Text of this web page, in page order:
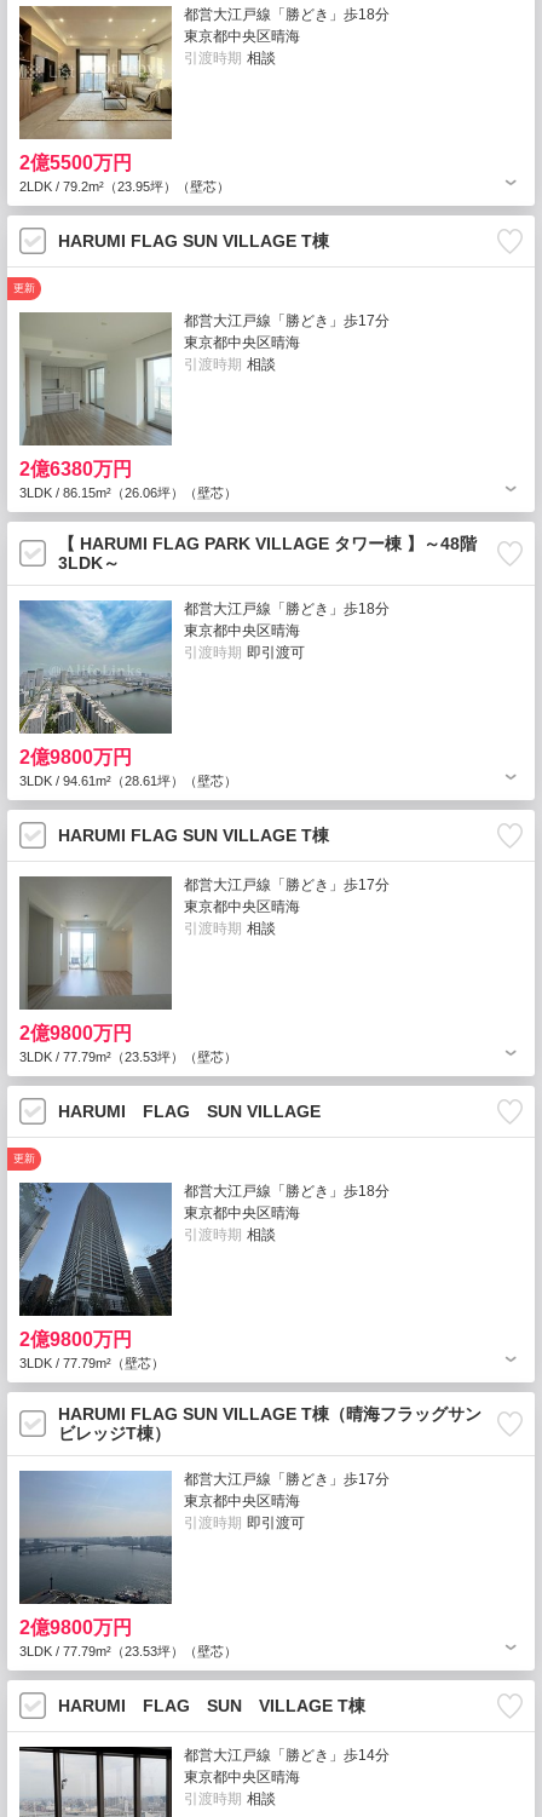
都営大江戸線「勝どき」歩18分
東京都中央区晴海
引渡時期 相談
2億5500万円
2LDK / 79.2m²（23.95坪）（壁芯）
HARUMI FLAG SUN VILLAGE T棟
更新
都営大江戸線「勝どき」歩17分
東京都中央区晴海
引渡時期 相談
2億6380万円
3LDK / 86.15m²（26.06坪）（壁芯）
【 HARUMI FLAG PARK VILLAGE タワー棟 】～48階
3LDK～
都営大江戸線「勝どき」歩18分
東京都中央区晴海
引渡時期 即引渡可
2億9800万円
3LDK / 94.61m²（28.61坪）（壁芯）
HARUMI FLAG SUN VILLAGE T棟
都営大江戸線「勝どき」歩17分
東京都中央区晴海
引渡時期 相談
2億9800万円
3LDK / 77.79m²（23.53坪）（壁芯）
HARUMI FLAG SUN VILLAGE
更新
都営大江戸線「勝どき」歩18分
東京都中央区晴海
引渡時期 相談
2億9800万円
3LDK / 77.79m²（壁芯）
HARUMI FLAG SUN VILLAGE T棟（晴海フラッグサン
ビレッジT棟）
都営大江戸線「勝どき」歩17分
東京都中央区晴海
引渡時期 即引渡可
2億9800万円
3LDK / 77.79m²（23.53坪）（壁芯）
HARUMI FLAG SUN VILLAGE T棟
都営大江戸線「勝どき」歩14分
東京都中央区晴海
引渡時期 相談